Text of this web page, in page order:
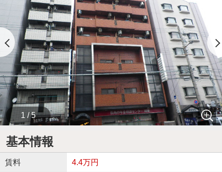
1 / 5
基本情報
賃料 4.4万円